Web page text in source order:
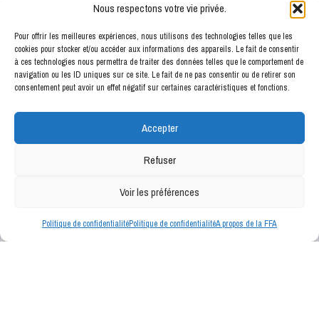
Nous respectons votre vie privée.
Pour offrir les meilleures expériences, nous utilisons des technologies telles que les
cookies pour stocker et/ou accéder aux informations des appareils. Le fait de consentir
à ces technologies nous permettra de traiter des données telles que le comportement de
navigation ou les ID uniques sur ce site. Le fait de ne pas consentir ou de retirer son
consentement peut avoir un effet négatif sur certaines caractéristiques et fonctions.
Accepter
Refuser
Voir les préférences
Politique de confidentialitéPolitique de confidentialitéA propos de la FFA
ENSEIGNES PARTENAIRES